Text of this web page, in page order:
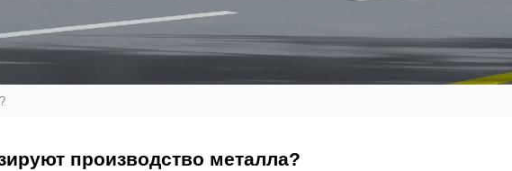
производство металла?